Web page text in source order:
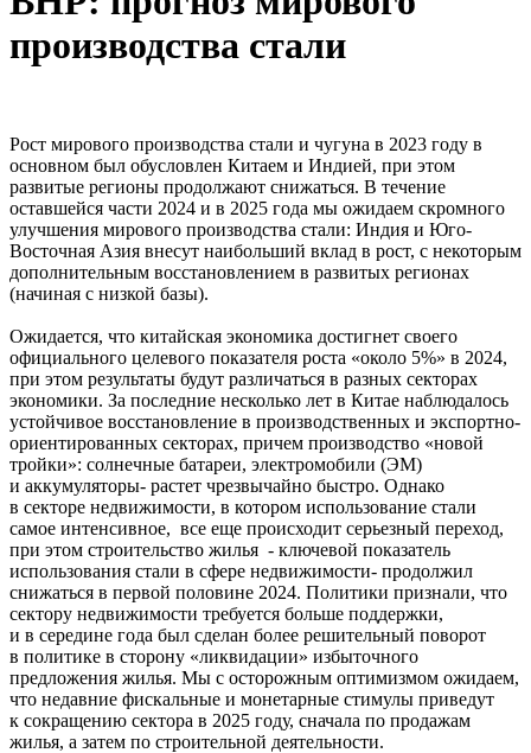
производства стали
Рост мирового производства стали и чугуна в 2023 году в
основном был обусловлен Китаем и Индией, при этом
развитые регионы продолжают снижаться. В течение
оставшейся части 2024 и в 2025 года мы ожидаем скромного
улучшения мирового производства стали: Индия и Юго-
Восточная Азия внесут наибольший вклад в рост, с некоторым
дополнительным восстановлением в развитых регионах
(начиная с низкой базы).
Ожидается, что китайская экономика достигнет своего
официального целевого показателя роста «около 5%» в 2024,
при этом результаты будут различаться в разных секторах
экономики. За последние несколько лет в Китае наблюдалось
устойчивое восстановление в производственных и экспортно-
ориентированных секторах, причем производство «новой
тройки»: солнечные батареи, электромобили (ЭМ)
и аккумуляторы- растет чрезвычайно быстро. Однако
в секторе недвижимости, в котором использование стали
самое интенсивное, все еще происходит серьезный переход,
при этом строительство жилья - ключевой показатель
использования стали в сфере недвижимости- продолжил
снижаться в первой половине 2024. Политики признали, что
сектору недвижимости требуется больше поддержки,
и в середине года был сделан более решительный поворот
в политике в сторону «ликвидации» избыточного
предложения жилья. Мы с осторожным оптимизмом ожидаем,
что недавние фискальные и монетарные стимулы приведут
к сокращению сектора в 2025 году, сначала по продажам
жилья, а затем по строительной деятельности.